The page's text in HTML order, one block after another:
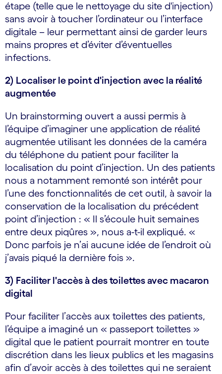
étape (telle que le nettoyage du site d'injection)
sans avoir à toucher l’ordinateur ou l’interface
digitale – leur permettant ainsi de garder leurs
mains propres et d’éviter d’éventuelles
infections.
2) Localiser le point d'injection avec la réalité
augmentée
Un brainstorming ouvert a aussi permis à
l’équipe d’imaginer une application de réalité
augmentée utilisant les données de la caméra
du téléphone du patient pour faciliter la
localisation du point d’injection. Un des patients
nous a notamment remonté son intérêt pour
l’une des fonctionnalités de cet outil, à savoir la
conservation de la localisation du précédent
point d’injection : « Il s’écoule huit semaines
entre deux piqûres », nous a-t-il expliqué. «
Donc parfois je n’ai aucune idée de l’endroit où
j’avais piqué la dernière fois ».
3) Faciliter l'accès à des toilettes avec macaron
digital
Pour faciliter l’accès aux toilettes des patients,
l’équipe a imaginé un « passeport toilettes »
digital que le patient pourrait montrer en toute
discrétion dans les lieux publics et les magasins
afin d’avoir accès à des toilettes qui ne seraient